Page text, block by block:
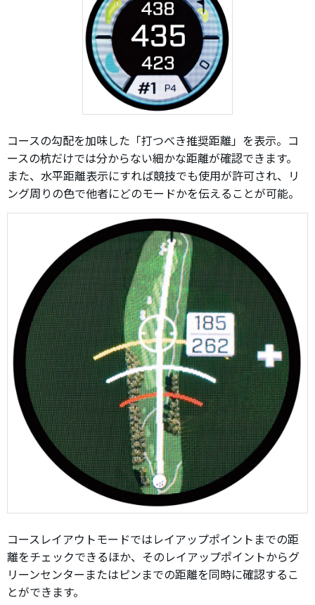
コースの勾配を加味した「打つべき推奨距離」を表示。コ
ースの杭だけでは分からない細かな距離が確認できます。
また、水平距離表示にすれば競技でも使用が許可され、リ
ング周りの色で他者にどのモードかを伝えることが可能。
コースレイアウトモードではレイアップポイントまでの距
離をチェックできるほか、そのレイアップポイントからグ
リーンセンターまたはピンまでの距離を同時に確認するこ
とができます。